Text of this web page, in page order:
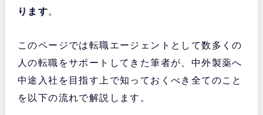
ります。
このページでは転職エージェントとして数多くの
人の転職をサポートしてきた筆者が、中外製薬へ
中途入社を目指す上で知っておくべき全てのこと
を以下の流れで解説します。